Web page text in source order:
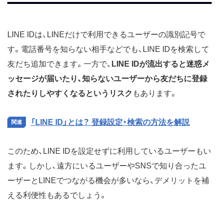
LINE IDは、LINEだけで利用できるユーザーの識別記号で
す。電話番号を知らない相手などでも、LINE IDを検索して
友だち追加できます。一方で、 LINE IDが流出すると迷惑メ
ッセージが届いたり、知らないユーザーから友だちに登録
されたりしやすくなるというリスク もあります。
「LINE ID」とは？ 登録設定・検索の方法を解説
このため、LINE IDを設定せずに利用しているユーザーもい
ます。しかし、遠方にいるユーザーやSNSで知り合ったユ
ーザーとLINEでつながる機会が多いなら、デメリットを補
える利便性もあるでしょう。